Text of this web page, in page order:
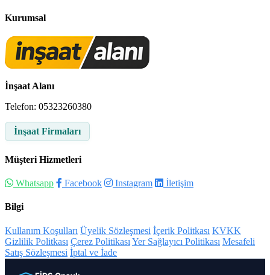
Kurumsal
İnşaat Alanı
Telefon: 05323260380
İnşaat Firmaları
Müşteri Hizmetleri
Whatsapp Facebook Instagram İletişim
Bilgi
Kullanım Koşulları Üyelik Sözleşmesi İçerik Politkası KVKK
Gizlilik Politkası Çerez Politikası Yer Sağlayıcı Politikası Mesafeli
Satış Sözleşmesi İptal ve İade